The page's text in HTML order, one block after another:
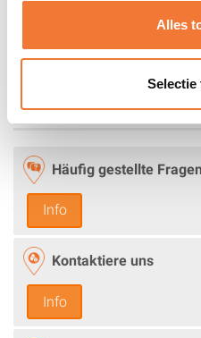
Alles
Selectie
Häufig gestellte Fragen
Info
Kontaktiere uns
Info